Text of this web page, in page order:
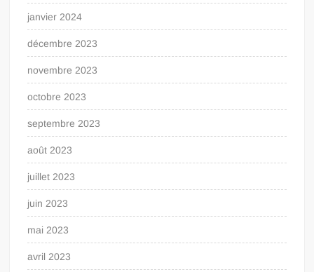
janvier 2024
décembre 2023
novembre 2023
octobre 2023
septembre 2023
août 2023
juillet 2023
juin 2023
mai 2023
avril 2023